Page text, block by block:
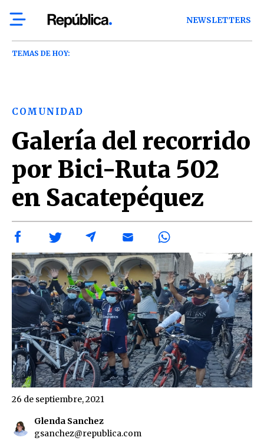
NEWSLETTERS
TEMAS DE HOY:
COMUNIDAD
Galería del recorrido
por Bici-Ruta 502
en Sacatepéquez
Glenda Sanchez
gsanchez@republica.com
26 de septiembre, 2021